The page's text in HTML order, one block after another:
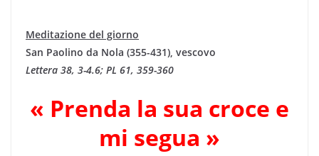
Meditazione del giorno
San Paolino da Nola (355-431), vescovo
Lettera 38, 3-4.6; PL 61, 359-360
« Prenda la sua croce e
mi segua »